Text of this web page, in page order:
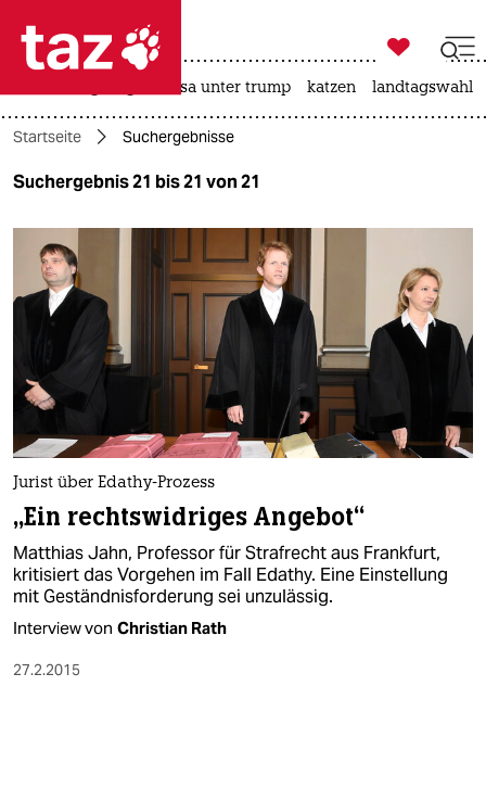
 taz zahl ich
taz zahl ich
themen
politik
öko
gesellschaft
kultur
sport
berlin
nord
wahrheit
verlag
verlag

taz zahl ich
usa unter trump katzen landtagswahl
Startseite Suchergebnisse
Suchergebnis 21 bis 21 von 21
Jurist über Edathy-Prozess
„Ein rechtswidriges Angebot“
Matthias Jahn, Professor für Strafrecht aus Frankfurt,
kritisiert das Vorgehen im Fall Edathy. Eine Einstellung
mit Geständnisforderung sei unzulässig.
Interview von Christian Rath
27.2.2015